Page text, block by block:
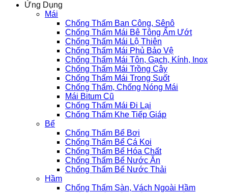
Ứng Dụng
Mái
Chống Thấm Ban Công, Sênô
Chống Thấm Mái Bê Tông Ẩm Ướt
Chống Thấm Mái Lộ Thiên
Chống Thấm Mái Phủ Bảo Vệ
Chống Thấm Mái Tôn, Gạch, Kính, Inox
Chống Thấm Mái Trồng Cây
Chống Thấm Mái Trong Suốt
Chống Thấm, Chống Nóng Mái
Mái Bitum Cũ
Chống Thấm Mái Đi Lại
Chống Thấm Khe Tiếp Giáp
Bể
Chống Thấm Bể Bơi
Chống Thấm Bể Cá Koi
Chống Thấm Bể Hóa Chất
Chống Thấm Bể Nước Ăn
Chống Thấm Bể Nước Thải
Hầm
Chống Thấm Sàn, Vách Ngoài Hầm